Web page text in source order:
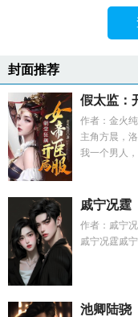
封面推荐
假太监：
作者：金火
主角方晨，
我一个男人
戚宁况霆
作者：戚宁
戚宁况霆戚
池卿陆骁